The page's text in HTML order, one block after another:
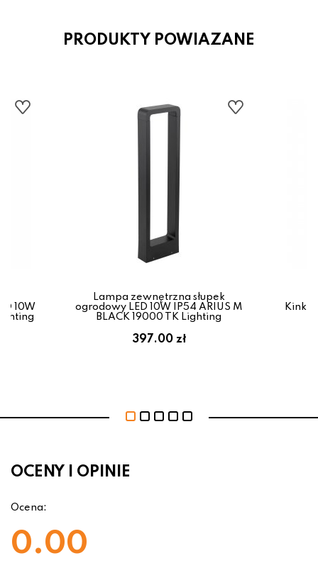
PRODUKTY POWIAZANE
10W
Lampa zewnętrzna słupek
ogrodowy LED 10W IP54 ARIUS M
BLACK 19000 TK Lighting
397.00 zł
OCENY I OPINIE
Ocena:
0.00